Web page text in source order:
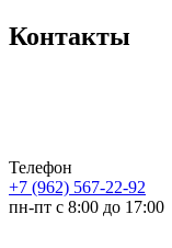
Контакты
Телефон
+7 (962) 567-22-92
пн-пт с 8:00 до 17:00